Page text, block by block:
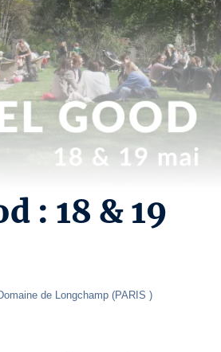
: 18 & 19
de Longchamp (PARIS )